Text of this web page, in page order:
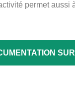
permet aussi